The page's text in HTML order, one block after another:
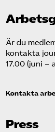
Är du
kontakta
17.00 (juni –
Kontakta
Press